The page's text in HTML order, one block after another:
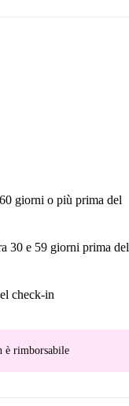
di flamenco
di Siviglia
giorni o più prima del
30 e 59 giorni prima del
check-in
è rimborsabile